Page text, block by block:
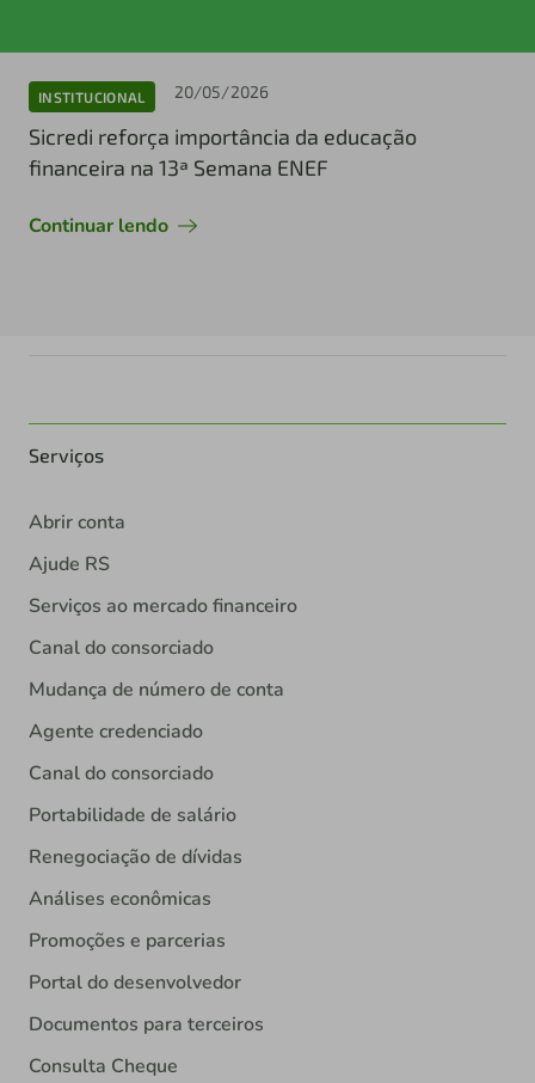
INSTITUCIONAL 20/05/2026
Sicredi reforça importância da educação
financeira na 13ª Semana ENEF
Continuar lendo
Serviços
Abrir conta
Ajude RS
Serviços ao mercado financeiro
Canal do consorciado
Mudança de número de conta
Agente credenciado
Canal do consorciado
Portabilidade de salário
Renegociação de dívidas
Análises econômicas
Promoções e parcerias
Portal do desenvolvedor
Documentos para terceiros
Consulta Cheque